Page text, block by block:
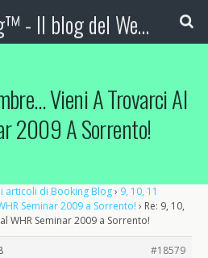
Booking Blog™ - Il blog del Web Marketing Turistico
Vieni A Trovarci Al
2009 A Sorrento!
articoli di Booking Blog› 9, 10, 11
Seminar 2009 a Sorrento! › Re: 9, 10,
WHR Seminar 2009 a Sorrento!
#18579